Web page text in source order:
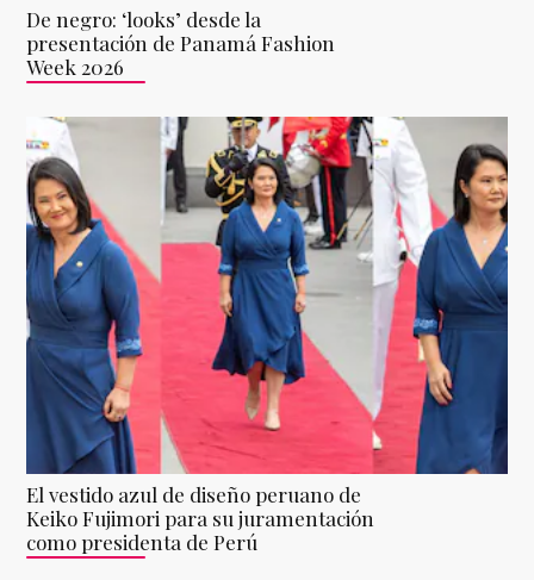
De negro: ‘looks’ desde la
presentación de Panamá Fashion
Week 2026
El vestido azul de diseño peruano de
Keiko Fujimori para su juramentación
como presidenta de Perú